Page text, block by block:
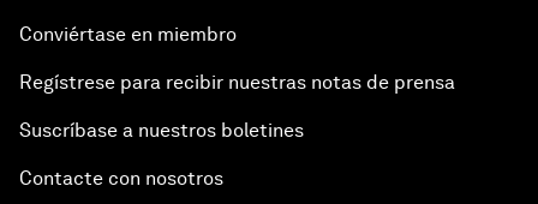
Conviértase en miembro
Regístrese para recibir nuestras notas de prensa
Suscríbase a nuestros boletines
Contacte con nosotros